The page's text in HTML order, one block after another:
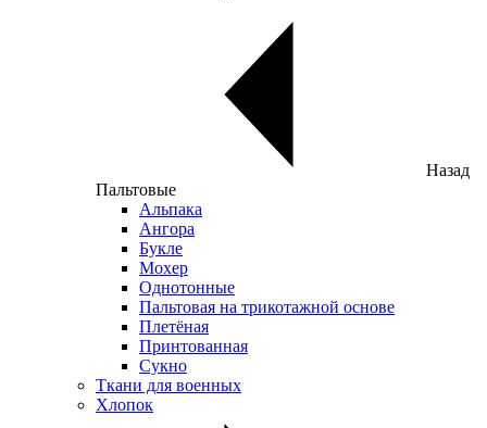
Назад
Пальтовые
Альпака
Ангора
Букле
Мохер
Однотонные
Пальтовая на трикотажной основе
Плетёная
Принтованная
Сукно
Ткани для военных
Хлопок